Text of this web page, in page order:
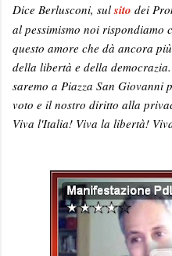
Dice Berlusconi, sulsito dei
al pessimismo noi rispondiamo
questo amore che dà ancora
della libertà e della
saremo a Piazza San
voto e il nostro diritto alla
Viva l'Italia! Viva la libertà!